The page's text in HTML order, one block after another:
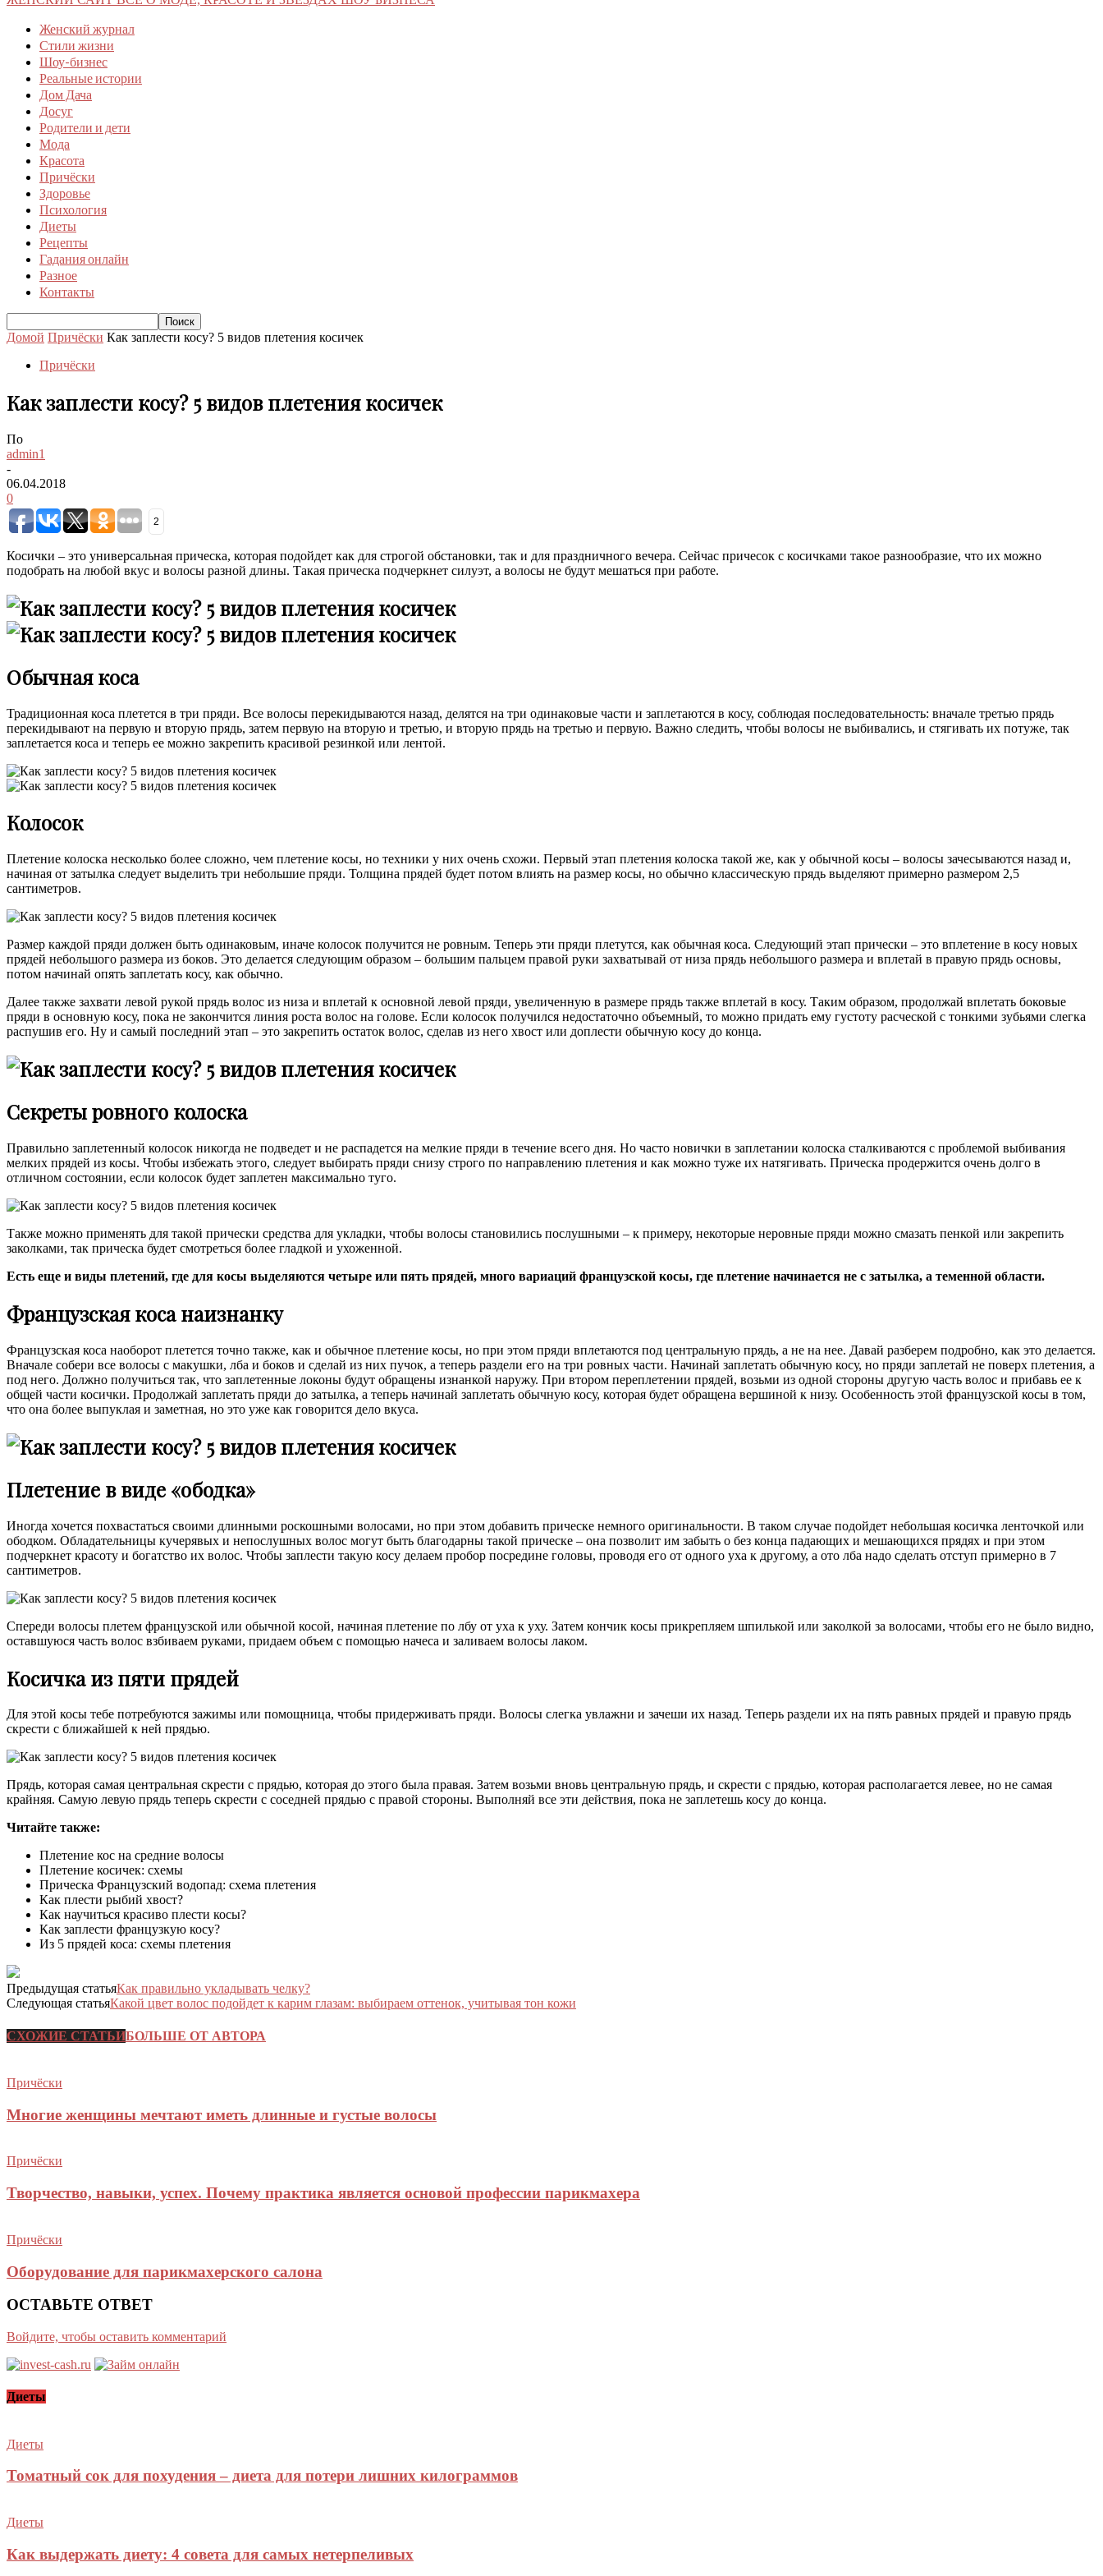
Женский журнал
Стили жизни
Шоу-бизнес
Реальные истории
Дом Дача
Досуг
Родители и дети
Мода
Красота
Причёски
Здоровье
Психология
Диеты
Рецепты
Гадания онлайн
Разное
Контакты
Домой Причёски Как заплести косу? 5 видов плетения косичек
Причёски
Как заплести косу? 5 видов плетения косичек
По
admin1
-
06.04.2018
0
2
Косички – это универсальная прическа, которая подойдет как для строгой обстановки, так и для праздничного вечера. Сейчас причесок с косичками такое разнообразие, что их можно
подобрать на любой вкус и волосы разной длины. Такая прическа подчеркнет силуэт, а волосы не будут мешаться при работе.
Обычная коса
Традиционная коса плетется в три пряди. Все волосы перекидываются назад, делятся на три одинаковые части и заплетаются в косу, соблюдая последовательность: вначале третью прядь
перекидывают на первую и вторую прядь, затем первую на вторую и третью, и вторую прядь на третью и первую. Важно следить, чтобы волосы не выбивались, и стягивать их потуже, так
заплетается коса и теперь ее можно закрепить красивой резинкой или лентой.
Колосок
Плетение колоска несколько более сложно, чем плетение косы, но техники у них очень схожи. Первый этап плетения колоска такой же, как у обычной косы – волосы зачесываются назад и,
начиная от затылка следует выделить три небольшие пряди. Толщина прядей будет потом влиять на размер косы, но обычно классическую прядь выделяют примерно размером 2,5
сантиметров.
Размер каждой пряди должен быть одинаковым, иначе колосок получится не ровным. Теперь эти пряди плетутся, как обычная коса. Следующий этап прически – это вплетение в косу новых
прядей небольшого размера из боков. Это делается следующим образом – большим пальцем правой руки захватывай от низа прядь небольшого размера и вплетай в правую прядь основы,
потом начинай опять заплетать косу, как обычно.
Далее также захвати левой рукой прядь волос из низа и вплетай к основной левой пряди, увеличенную в размере прядь также вплетай в косу. Таким образом, продолжай вплетать боковые
пряди в основную косу, пока не закончится линия роста волос на голове. Если колосок получился недостаточно объемный, то можно придать ему густоту расческой с тонкими зубьями слегка
распушив его. Ну и самый последний этап – это закрепить остаток волос, сделав из него хвост или доплести обычную косу до конца.
Секреты ровного колоска
Правильно заплетенный колосок никогда не подведет и не распадется на мелкие пряди в течение всего дня. Но часто новички в заплетании колоска сталкиваются с проблемой выбивания
мелких прядей из косы. Чтобы избежать этого, следует выбирать пряди снизу строго по направлению плетения и как можно туже их натягивать. Прическа продержится очень долго в
отличном состоянии, если колосок будет заплетен максимально туго.
Также можно применять для такой прически средства для укладки, чтобы волосы становились послушными – к примеру, некоторые неровные пряди можно смазать пенкой или закрепить
заколками, так прическа будет смотреться более гладкой и ухоженной.
Есть еще и виды плетений, где для косы выделяются четыре или пять прядей, много вариаций французской косы, где плетение начинается не с затылка, а теменной области.
Французская коса наизнанку
Французская коса наоборот плетется точно также, как и обычное плетение косы, но при этом пряди вплетаются под центральную прядь, а не на нее. Давай разберем подробно, как это делается.
Вначале собери все волосы с макушки, лба и боков и сделай из них пучок, а теперь раздели его на три ровных части. Начинай заплетать обычную косу, но пряди заплетай не поверх плетения, а
под него. Должно получиться так, что заплетенные локоны будут обращены изнанкой наружу. При втором переплетении прядей, возьми из одной стороны другую часть волос и прибавь ее к
общей части косички. Продолжай заплетать пряди до затылка, а теперь начинай заплетать обычную косу, которая будет обращена вершиной к низу. Особенность этой французской косы в том,
что она более выпуклая и заметная, но это уже как говорится дело вкуса.
Плетение в виде «ободка»
Иногда хочется похвастаться своими длинными роскошными волосами, но при этом добавить прическе немного оригинальности. В таком случае подойдет небольшая косичка ленточкой или
ободком. Обладательницы кучерявых и непослушных волос могут быть благодарны такой прическе – она позволит им забыть о без конца падающих и мешающихся прядях и при этом
подчеркнет красоту и богатство их волос. Чтобы заплести такую косу делаем пробор посредине головы, проводя его от одного уха к другому, а ото лба надо сделать отступ примерно в 7
сантиметров.
Спереди волосы плетем французской или обычной косой, начиная плетение по лбу от уха к уху. Затем кончик косы прикрепляем шпилькой или заколкой за волосами, чтобы его не было видно,
оставшуюся часть волос взбиваем руками, придаем объем с помощью начеса и заливаем волосы лаком.
Косичка из пяти прядей
Для этой косы тебе потребуются зажимы или помощница, чтобы придерживать пряди. Волосы слегка увлажни и зачеши их назад. Теперь раздели их на пять равных прядей и правую прядь
скрести с ближайшей к ней прядью.
Прядь, которая самая центральная скрести с прядью, которая до этого была правая. Затем возьми вновь центральную прядь, и скрести с прядью, которая располагается левее, но не самая
крайняя. Самую левую прядь теперь скрести с соседней прядью с правой стороны. Выполняй все эти действия, пока не заплетешь косу до конца.
Читайте также:
Плетение кос на средние волосы
Плетение косичек: схемы
Прическа Французский водопад: схема плетения
Как плести рыбий хвост?
Как научиться красиво плести косы?
Как заплести французкую косу?
Из 5 прядей коса: схемы плетения
Предыдущая статьяКак правильно укладывать челку?
Следующая статьяКакой цвет волос подойдет к карим глазам: выбираем оттенок, учитывая тон кожи
СХОЖИЕ СТАТЬИБОЛЬШЕ ОТ АВТОРА
Причёски
Многие женщины мечтают иметь длинные и густые волосы
Причёски
Творчество, навыки, успех. Почему практика является основой профессии парикмахера
Причёски
Оборудование для парикмахерского салона
ОСТАВЬТЕ ОТВЕТ
Войдите, чтобы оставить комментарий
Диеты
Диеты
Томатный сок для похудения – диета для потери лишних килограммов
Диеты
Как выдержать диету: 4 совета для самых нетерпеливых